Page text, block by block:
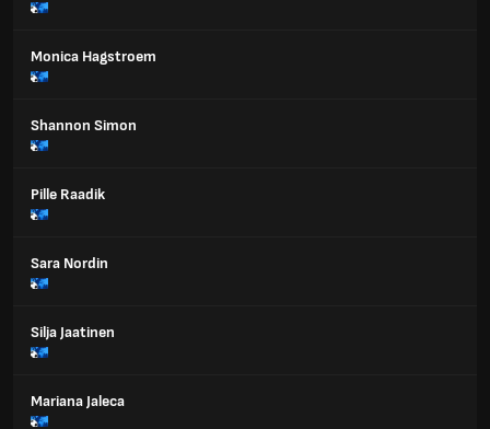
Monica Hagstroem
Shannon Simon
Pille Raadik
Sara Nordin
Silja Jaatinen
Mariana Jaleca